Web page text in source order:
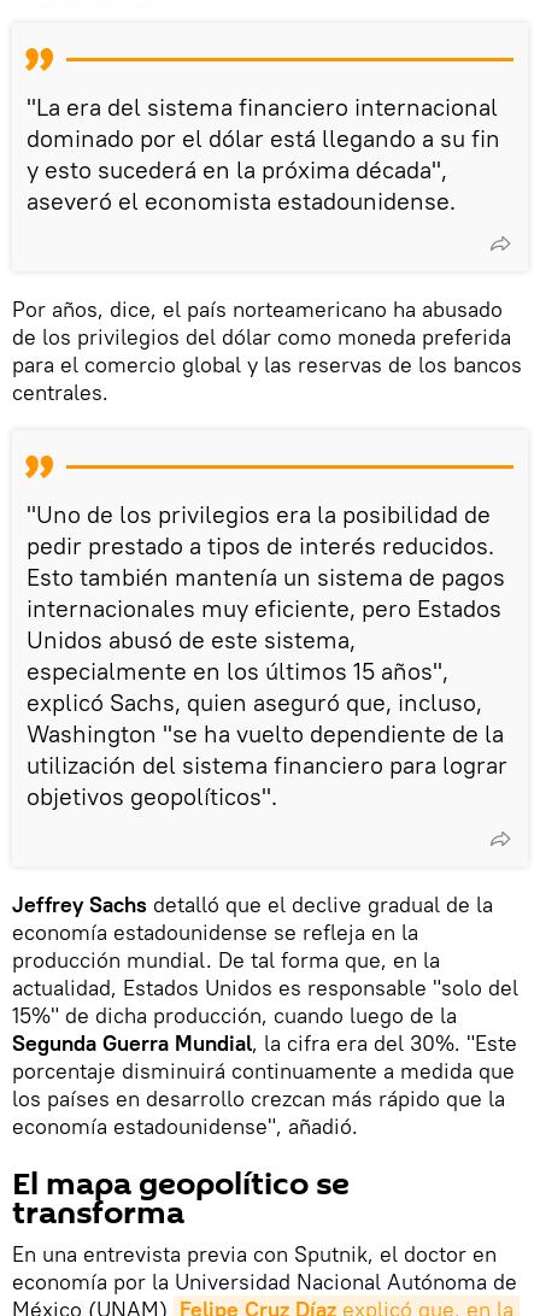
"La era del sistema financiero internacional
dominado por el dólar está llegando a su fin
y esto sucederá en la próxima década",
aseveró el economista estadounidense.
Por años, dice, el país norteamericano ha abusado
de los privilegios del dólar como moneda preferida
para el comercio global y las reservas de los bancos
centrales.
"Uno de los privilegios era la posibilidad de
pedir prestado a tipos de interés reducidos.
Esto también mantenía un sistema de pagos
internacionales muy eficiente, pero Estados
Unidos abusó de este sistema,
especialmente en los últimos 15 años",
explicó Sachs, quien aseguró que, incluso,
Washington "se ha vuelto dependiente de la
utilización del sistema financiero para lograr
objetivos geopolíticos".
Jeffrey Sachs detalló que el declive gradual de la
economía estadounidense se refleja en la
producción mundial. De tal forma que, en la
actualidad, Estados Unidos es responsable "solo del
15%" de dicha producción, cuando luego de la
Segunda Guerra Mundial, la cifra era del 30%. "Este
porcentaje disminuirá continuamente a medida que
los países en desarrollo crezcan más rápido que la
economía estadounidense", añadió.
El mapa geopolítico se
transforma
En una entrevista previa con Sputnik, el doctor en
economía por la Universidad Nacional Autónoma de
México (UNAM) Felipe Cruz Díaz explicó que, en la